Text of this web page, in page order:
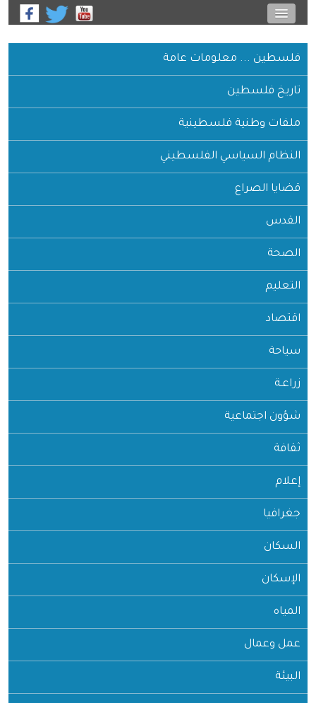
فلسطين ... معلومات عامة
تاريخ فلسطين
ملفات وطنية فلسطينية
النظام السياسي الفلسطيني
قضايا الصراع
القدس
الصحة
التعليم
اقتصاد
سياحة
زراعـة
شؤون اجتماعية
ثقافة
إعلام
جغرافيا
السكان
الإسكان
المياه
عمل وعمال
البيئة